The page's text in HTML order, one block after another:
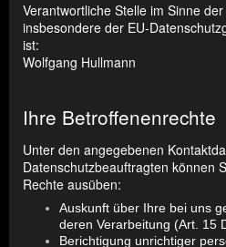
Verantwortliche Stelle im Sinne
insbesondere der EU-
ist:
Wolfgang Hullmann
Ihre Betroffenenrechte
Unter den angegebenen
Datenschutzbeauftragten können
Rechte ausüben:
Auskunft über Ihre bei uns
deren Verarbeitung (Art. 15
Berichtigung unrichtiger